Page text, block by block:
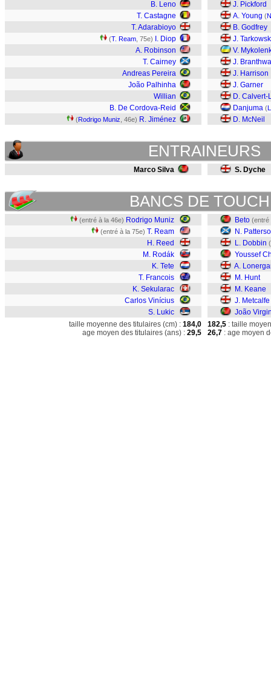
B. Leno
T. Castagne
T. Adarabioyo
(T. Ream , 75e)
I. Diop
A. Robinson
T. Cairney
Andreas Pereira
João Palhinha
Willian
B. De Cordova-Reid
(Rodrigo Muniz , 46e) R. Jiménez
J. Pickford
A. Young (
B. Godfrey
J.
V.
J.
J. Harrison
J. Garner
D. Calvert-
Danjuma (
D. McNeil
ENTRAINEURS
Marco Silva S. Dyche
BANCS DE
(entré à la 46e) Rodrigo Muniz
(entré à la 75e) T. Ream
H. Reed
M. Rodák
K. Tete
T. Francois
K. Sekularac
Carlos Vinícius
S. Lukic
Beto (entré
N.
L. Dobbin
Youssef
A.
M. Hunt
M. Keane
J. Metcalfe
João
taille moyenne des titulaires (cm) : 184,0
age moyen des titulaires (ans) : 29,5
182,5 : taille
26,7 : age moyen